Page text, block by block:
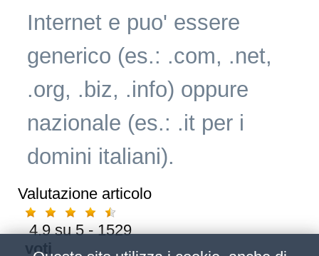
Internet e puo' essere
generico (es.: .com, .net,
.org, .biz, .info) oppure
nazionale (es.: .it per i
domini italiani).
Valutazione articolo
4.9su5-1529
voti